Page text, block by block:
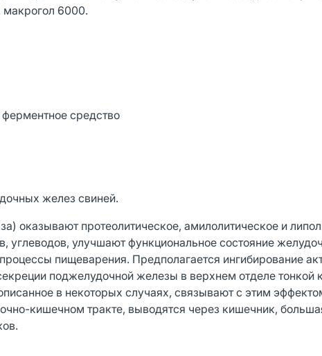
макрогол 6000.
средство
желез свиней.
оказывают протеолитическое, амилолитическое и
углеводов, улучшают функциональное состояние
пищеварения. Предполагается ингибирование
поджелудочной железы в верхнем отделе тонкой
в некоторых случаях, связывают с этим
кишечном тракте, выводятся через кишечник,